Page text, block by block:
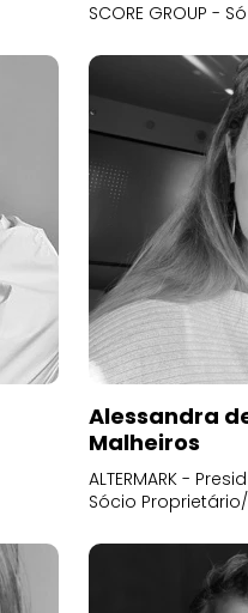
SCORE GROUP -
Alessandra
Malheiros
ALTERMARK -
Sócio